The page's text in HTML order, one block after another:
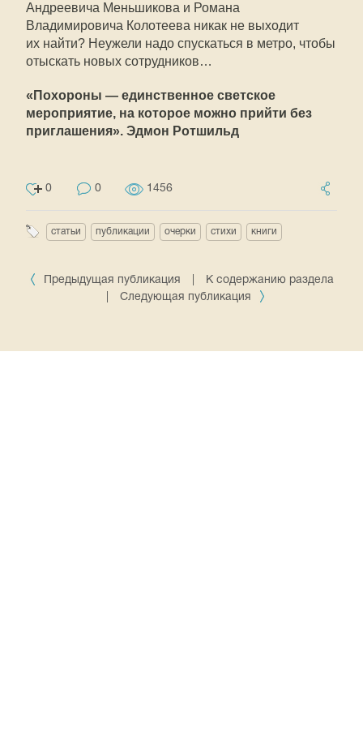
Андреевича Меньшикова и Романа
Владимировича Колотеева никак не выходит
их найти? Неужели надо спускаться в метро, чтобы
отыскать новых сотрудников…
«Похороны — единственное светское
мероприятие, на которое можно прийти без
приглашения». Эдмон Ротшильд
0 0 1456
статьи публикации очерки стихи книги
Предыдущая публикация
К содержанию раздела
Следующая публикация